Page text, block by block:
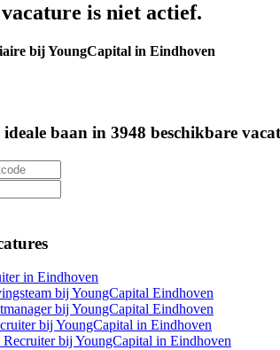
is niet actief.
bij YoungCapital in Eindhoven
baan in 3948 beschikbare
in Eindhoven
bij YoungCapital Eindhoven
bij YoungCapital Eindhoven
bij YoungCapital in Eindhoven
bij YoungCapital in Eindhoven